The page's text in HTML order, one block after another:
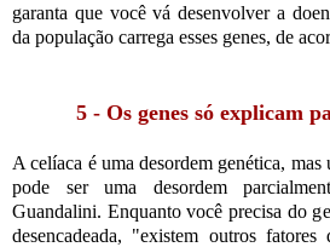
garanta que você vá desenvolver a
da população carrega esses genes, de
5 - Os genes só explicam
A celíaca é uma desordem genética,
pode ser uma desordem
Guandalini. Enquanto você precisa do
desencadeada, "existem outros